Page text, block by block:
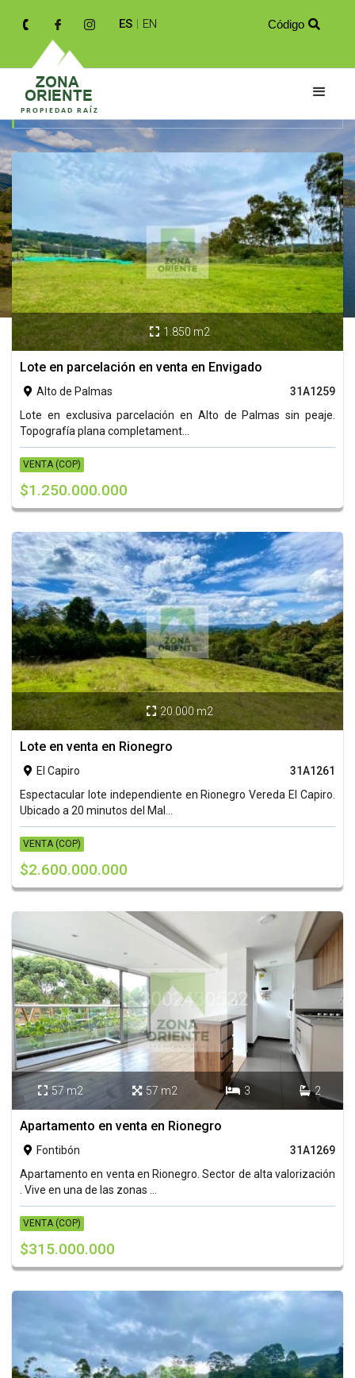
ES | EN Código 
Resultados de tu búsqueda
 1.850 m2
Lote en parcelación en venta en Envigado
 Alto de Palmas
31A1259
Lote en exclusiva parcelación en Alto de Palmas sin peaje.
Topografía plana completament...
VENTA (COP)
$1.250.000.000
 20.000 m2
Lote en venta en Rionegro
 El Capiro
31A1261
Espectacular lote independiente en Rionegro Vereda El Capiro.
Ubicado a 20 minutos del Mal...
VENTA (COP)
$2.600.000.000
 57 m2  57 m2  3  2
Apartamento en venta en Rionegro
 Fontibón
31A1269
Apartamento en venta en Rionegro. Sector de alta valorización
. Vive en una de las zonas ...
VENTA (COP)
$315.000.000